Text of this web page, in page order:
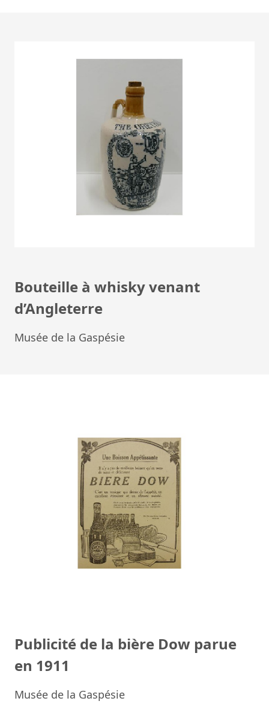
Bouteille à whisky venant
d’Angleterre
Musée de la Gaspésie
Publicité de la bière Dow parue
en 1911
Musée de la Gaspésie